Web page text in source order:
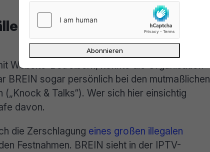
und die Bewältigung von
Website-Betreibern, konnte die Organisation
BREIN sogar persönlich bei den mutmaßlichen
& Talks“). Wer sich hier einsichtig
davon.
die Zerschlagung eines großen illegalen
Festnahmen. BREIN sieht in der IPTV-